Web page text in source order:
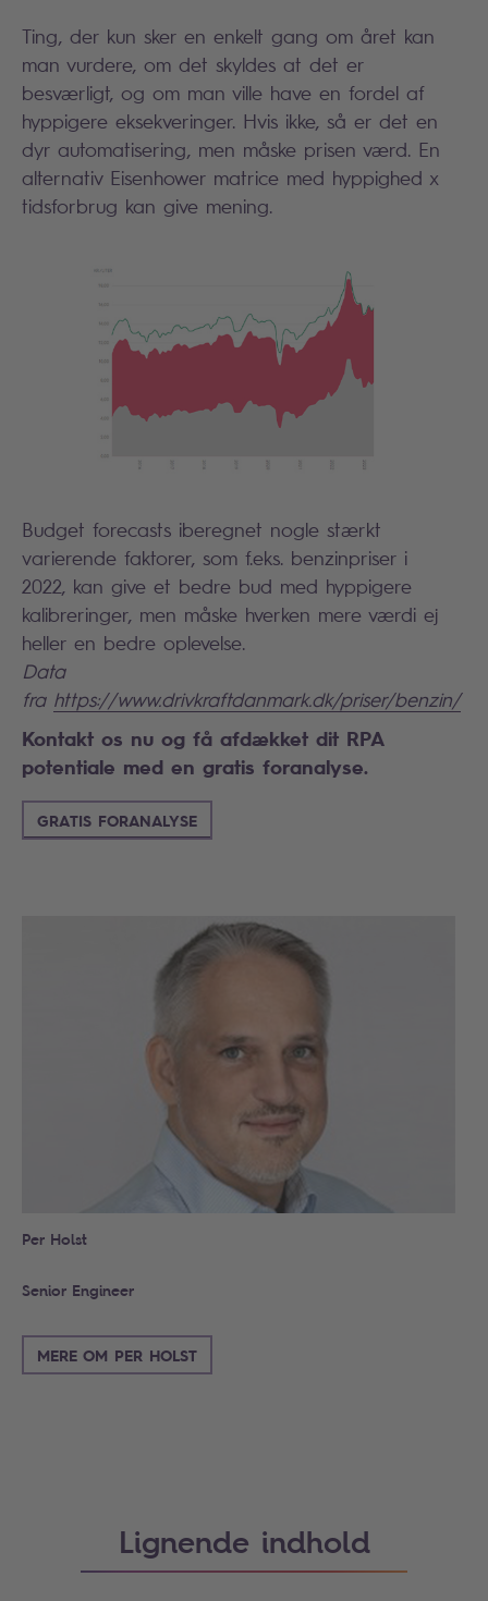
Ting, der kun sker en enkelt gang om året kan
man vurdere, om det skyldes at det er
besværligt, og om man ville have en fordel af
hyppigere eksekveringer. Hvis ikke, så er det en
dyr automatisering, men måske prisen værd. En
alternativ Eisenhower matrice med hyppighed x
tidsforbrug kan give mening.
Budget forecasts iberegnet nogle stærkt
varierende faktorer, som f.eks. benzinpriser i
2022, kan give et bedre bud med hyppigere
kalibreringer, men måske hverken mere værdi ej
heller en bedre oplevelse.
Data
fra https://www.drivkraftdanmark.dk/priser/benzin/
Kontakt os nu og få afdækket dit RPA
potentiale med en gratis foranalyse.
GRATIS FORANALYSE
Per Holst
Senior Engineer
MERE OM PER HOLST
Lignende indhold